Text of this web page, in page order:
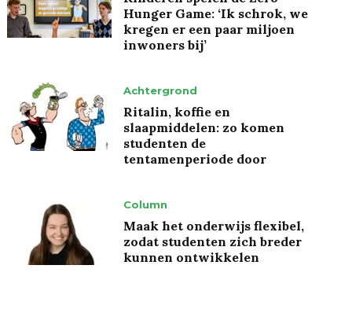
Hunger Game: ‘Ik schrok, we
kregen er een paar miljoen
inwoners bij’
Achtergrond
Ritalin, koffie en
slaapmiddelen: zo komen
studenten de
tentamenperiode door
Column
Maak het onderwijs flexibel,
zodat studenten zich breder
kunnen ontwikkelen